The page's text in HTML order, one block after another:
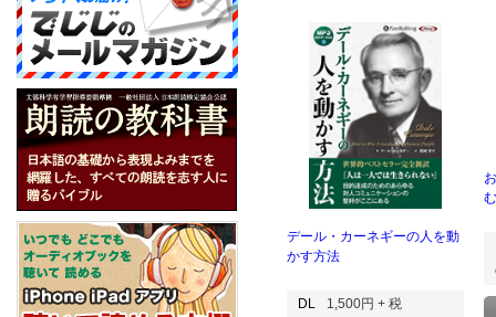
デール・カーネギーの人を動
かす方法
DL
1,500円 + 税